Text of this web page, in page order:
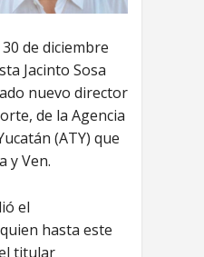
de diciembre
Jacinto Sosa
nuevo director
de la Agencia
(ATY) que
y Ven.
el
hasta este
titular